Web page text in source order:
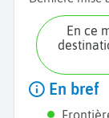
En ce moment, Eivissa -Ibiza est une
En bref